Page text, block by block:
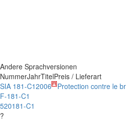
Andere Sprachversionen
NummerJahrTitelPreis / Lieferart
SIA 181-C1
F-181-C1
520181-C1
?
2006 Protection contre le